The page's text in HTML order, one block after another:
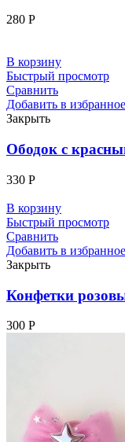
280 Р
В корзину
Быстрый просмотр
Сравнить
Добавить в избранное
Закрыть
Ободок с
330 Р
В корзину
Быстрый просмотр
Сравнить
Добавить в избранное
Закрыть
Конфетки
300 Р